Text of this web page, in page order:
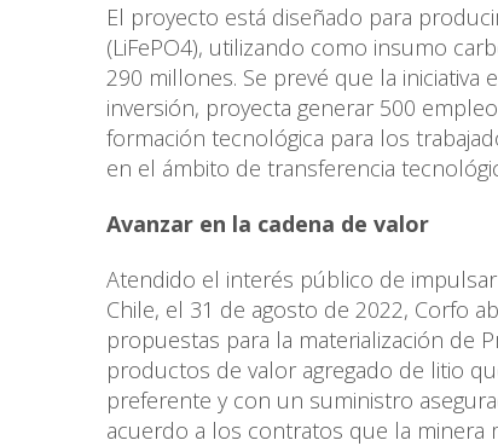
El proyecto está diseñado para
(LiFePO4), utilizando como insumo
290 millones. Se prevé que la
inversión, proyecta generar 500
formación tecnológica para los
en el ámbito de transferencia
Avanzar en la cadena de valor
Atendido el interés público de
Chile, el 31 de agosto de 2022, Corfo
propuestas para la materialización de
productos de valor agregado de litio
preferente y con un suministro
acuerdo a los contratos que la minera